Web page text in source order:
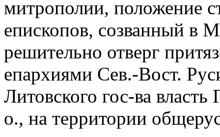
митрополии, положение
епископов, созванный в
решительно отверг
епархиями Сев.-Вост.
Литовского гос-ва власть
о., на территории